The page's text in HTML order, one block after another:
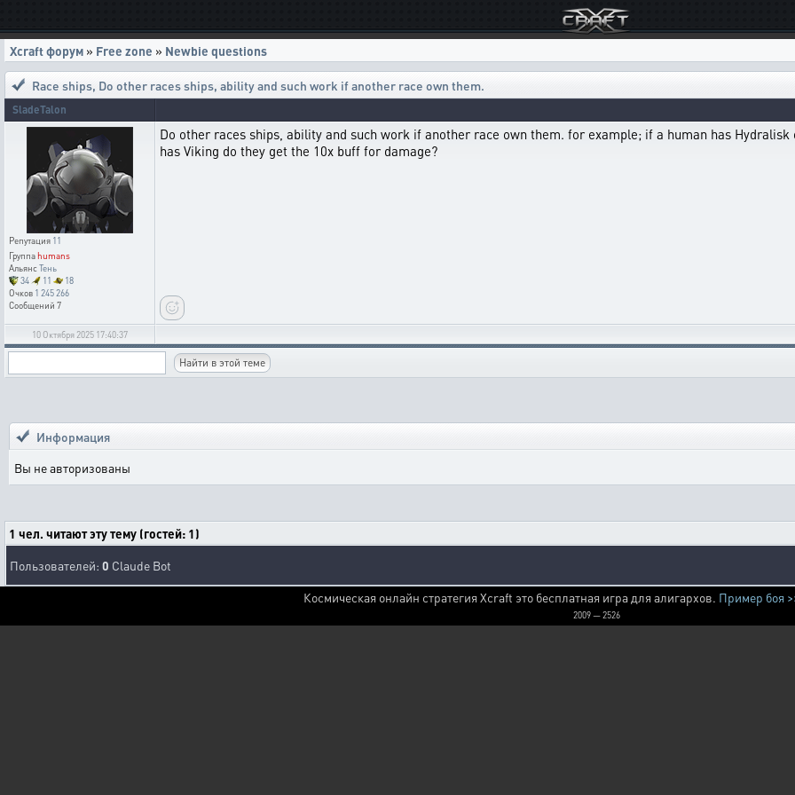
Xcraft форум » Free zone » Newbie questions
Race ships, Do other races ships, ability and such work if another race own them.
SladeTalon
Репутация 11
Группаhumans
АльянсТень
34
11
18
Очков 1 245 266
Сообщений 7
Do other races ships, ability and such work if another race own them. for example; if a human has
has Viking do they get the 10x buff for damage?
10 Октября 2025 17:40:37
Информация
Вы не авторизованы
1 чел. читают эту тему (гостей: 1)
Пользователей: 0 Claude Bot
Космическая онлайн стратегия Xcraft это бесплатная игра для алигархов. Пример боя
2009 — 2526